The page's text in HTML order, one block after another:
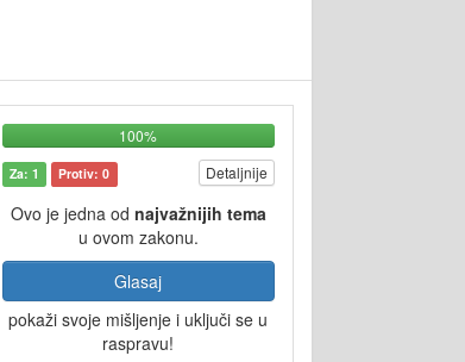
100%
Za: 1 Protiv: 0 Detaljnije
Ovo je jedna od najvažnijih tema
u ovom zakonu.
Glasaj
pokaži svoje mišljenje i uključi se u
raspravu!